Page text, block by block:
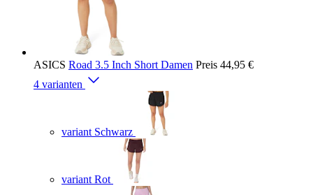
ASICS Road 3.5 Inch Short Damen Preis 44,95 €
4 varianten
variant Schwarz
variant Rot